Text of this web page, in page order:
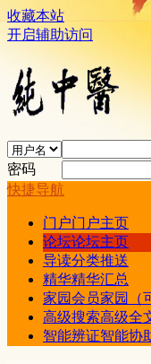
收藏本站
开启辅助访问
密码
快捷导航
门户门户主页
论坛论坛主页
导读分类推送
精华精华汇总
家园会员家园（
高级搜索高级全
智能辨证智能协